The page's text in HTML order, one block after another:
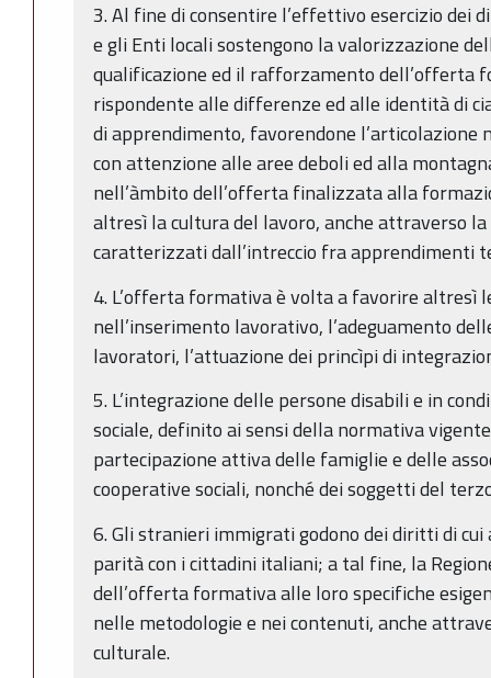
3. Al fine di consentire l’effettivo esercizio dei
e gli Enti locali sostengono la valorizzazione
qualificazione ed il rafforzamento dell’offerta
rispondente alle differenze ed alle identità di
di apprendimento, favorendone
con attenzione alle aree deboli ed alla
nell’àmbito dell’offerta finalizzata alla
altresì la cultura del lavoro, anche attraverso
caratterizzati dall’intreccio fra apprendimenti
4. L’offerta formativa è volta a favorire altresì
nell’inserimento lavorativo, l’adeguamento
lavoratori, l’attuazione dei princìpi di
5. L’integrazione delle persone disabili e in
sociale, definito ai sensi della normativa
partecipazione attiva delle famiglie e delle
cooperative sociali, nonché dei soggetti del
6. Gli stranieri immigrati godono dei diritti di cui
parità con i cittadini italiani; a tal fine, la
dell’offerta formativa alle loro specifiche
nelle metodologie e nei contenuti, anche
culturale.